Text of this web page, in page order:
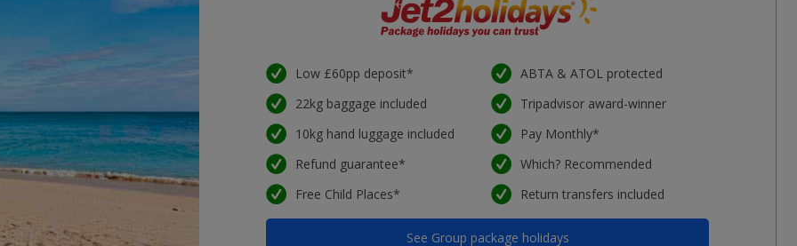
Low £60pp deposit*
22kg baggage included
10kg hand luggage included
Refund guarantee*
Free Child Places*
ABTA & ATOL protected
Tripadvisor award-winner
Pay Monthly*
Which? Recommended
Return transfers included
See Group package holidays